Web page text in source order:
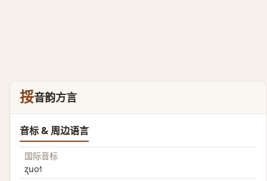
挼音韵方言
音标 & 周边语言
国际音标
ʐuo˧˥